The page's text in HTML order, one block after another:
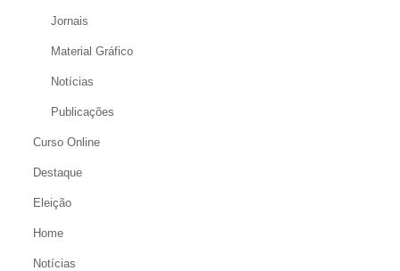
Jornais
Material Gráfico
Notícias
Publicações
Curso Online
Destaque
Eleição
Home
Notícias